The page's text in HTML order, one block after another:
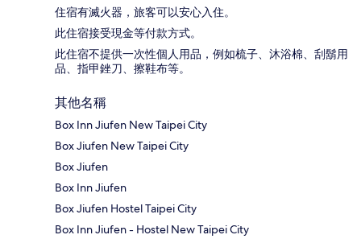
住宿有滅火器，旅客可以安心入住。
此住宿接受現金等付款方式。
此住宿不提供一次性個人用品，例如梳子、沐浴棉、刮鬍用
品、指甲銼刀、擦鞋布等。
其他名稱
Box Inn Jiufen New Taipei City
Box Jiufen New Taipei City
Box Jiufen
Box Inn Jiufen
Box Jiufen Hostel Taipei City
Box Inn Jiufen - Hostel New Taipei City